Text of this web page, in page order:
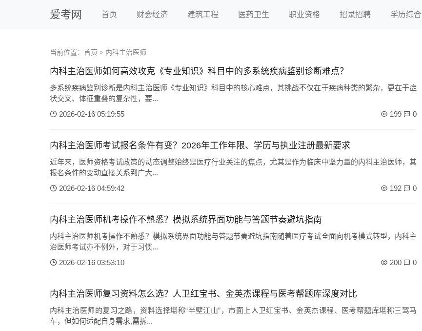
爱考网 首页 财会经济 建筑工程 医药卫生 职业资格 招录招聘 学历综合
当前位置： 首页 > 内科主治医师
内科主治医师如何高效攻克《专业知识》科目中的多系统疾病鉴别诊断难点？
多系统疾病鉴别诊断是内科主治医师《专业知识》科目中的核心难点，其挑战不仅在于疾病种类的繁杂，更在于症
状交叉、体征重叠的复杂性，要...
2026-02-16 05:19:55
199 0
内科主治医师考试报名条件有变？2026年工作年限、学历与执业注册最新要求
近年来，医师资格考试政策的动态调整始终是医疗行业关注的焦点，尤其是作为临床中坚力量的内科主治医师，其
报名条件的变动直接关系到广大...
2026-02-16 04:59:42
192 0
内科主治医师机考操作不熟悉？模拟系统界面功能与答题节奏避坑指南
内科主治医师机考操作不熟悉？模拟系统界面功能与答题节奏避坑指南随着医疗考试全面向机考模式转型，内科主
治医师考试亦不例外，对于习惯...
2026-02-16 03:53:10
200 0
内科主治医师复习资料怎么选？人卫红宝书、金英杰课程与医考帮题库深度对比
内科主治医师的复习之路，资料选择堪称“半壁江山”，市面上人卫红宝书、金英杰课程、医考帮题库堪称三驾马
车，但如何适配自身需求,需拆...